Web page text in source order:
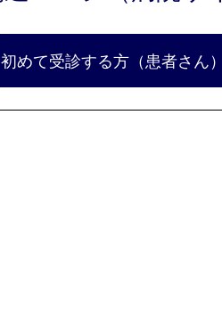
初めて受診する方（患者さん）